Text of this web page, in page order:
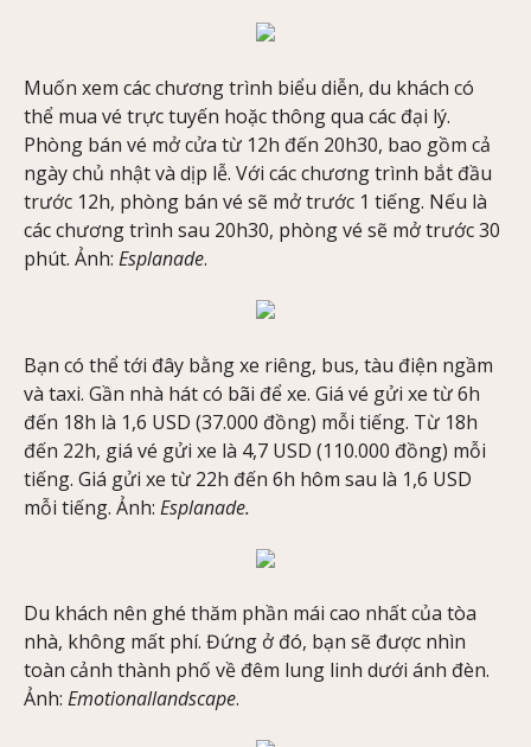
Muốn xem các chương trình biểu diễn, du khách có
thể mua vé trực tuyến hoặc thông qua các đại lý.
Phòng bán vé mở cửa từ 12h đến 20h30, bao gồm cả
ngày chủ nhật và dịp lễ. Với các chương trình bắt đầu
trước 12h, phòng bán vé sẽ mở trước 1 tiếng. Nếu là
các chương trình sau 20h30, phòng vé sẽ mở trước 30
phút. Ảnh: Esplanade.
Bạn có thể tới đây bằng xe riêng, bus, tàu điện ngầm
và taxi. Gần nhà hát có bãi để xe. Giá vé gửi xe từ 6h
đến 18h là 1,6 USD (37.000 đồng) mỗi tiếng. Từ 18h
đến 22h, giá vé gửi xe là 4,7 USD (110.000 đồng) mỗi
tiếng. Giá gửi xe từ 22h đến 6h hôm sau là 1,6 USD
mỗi tiếng. Ảnh: Esplanade.
Du khách nên ghé thăm phần mái cao nhất của tòa
nhà, không mất phí. Đứng ở đó, bạn sẽ được nhìn
toàn cảnh thành phố về đêm lung linh dưới ánh đèn.
Ảnh: Emotionallandscape.